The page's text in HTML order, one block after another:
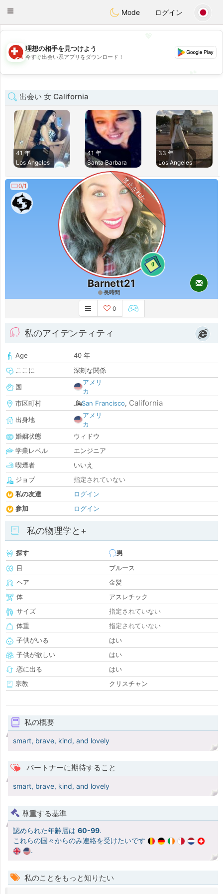
Suissi
Toggle
Mode ログイン
💖
💕
理想の相手を見つけよう
今すぐ出会い系アプリをダウンロード！
出会い 女 California
41 年
Los Angeles
41 年
Santa Barbara
33 年
Los Angeles
0/1
0
禁止された
Barnett21
長時間
0
私のアイデンティティ
Age
40 年
ここに
深刻な関係
国
アメリ
カ
市区町村
San Francisco, California
出身地
アメリ
カ
婚姻状態
ウィドウ
学業レベル
エンジニア
喫煙者
いいえ
ジョブ
指定されていない
私の友達
ログイン
参加
ログイン
私の物理学と+
探す
男
目
ブルース
ヘア
金髪
体
アスレチック
サイズ
指定されていない
体重
指定されていない
子供がいる
はい
子供が欲しい
はい
恋に出る
はい
宗教
クリスチャン
私の概要
smart, brave, kind, and lovely
パートナーに期待すること
smart, brave, kind, and lovely
尊重する基準
認められた年齢層は 60-99.
これらの国々からのみ連絡を受けたいです
.
私のことをもっと知りたい